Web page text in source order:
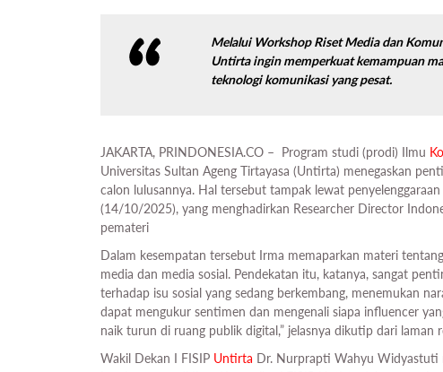
Melalui Workshop Riset Media dan
Untirta ingin memperkuat kemampuan
teknologi komunikasi yang pesat.
JAKARTA, PRINDONESIA.CO – Program studi (prodi) Ilmu
Universitas Sultan Ageng Tirtayasa (Untirta) menegaskan
calon lulusannya. Hal tersebut tampak lewat
(14/10/2025), yang menghadirkan Researcher Director
pemateri
Dalam kesempatan tersebut Irma memaparkan materi
media dan media sosial. Pendekatan itu, katanya, sangat
terhadap isu sosial yang sedang berkembang, menemukan
dapat mengukur sentimen dan mengenali siapa influencer
naik turun di ruang publik digital,” jelasnya dikutip dari
Wakil Dekan I FISIP Untirta Dr. Nurprapti Wahyu Widyastuti